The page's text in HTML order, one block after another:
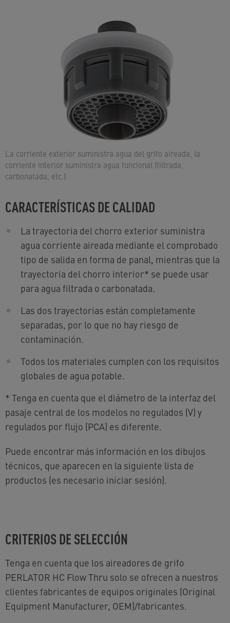
La corriente exterior suministra agua del grifo aireada, la
corriente interior suministra agua funcional (filtrada,
carbonatada, etc.).
CARACTERÍSTICAS DE CALIDAD
La trayectoria del chorro exterior suministra
agua corriente aireada mediante el comprobado
tipo de salida en forma de panal, mientras que la
trayectoria del chorro interior* se puede usar
para agua filtrada o carbonatada.
Las dos trayectorias están completamente
separadas, por lo que no hay riesgo de
contaminación.
Todos los materiales cumplen con los requisitos
globales de agua potable.
* Tenga en cuenta que el diámetro de la interfaz del
pasaje central de los modelos no regulados (V) y
regulados por flujo (PCA) es diferente.
Puede encontrar más información en los dibujos
técnicos, que aparecen en la siguiente lista de
productos (es necesario iniciar sesión).
CRITERIOS DE SELECCIÓN
Tenga en cuenta que los aireadores de grifo
PERLATOR HC Flow Thru solo se ofrecen a nuestros
clientes fabricantes de equipos originales (Original
Equipment Manufacturer, OEM)/fabricantes.